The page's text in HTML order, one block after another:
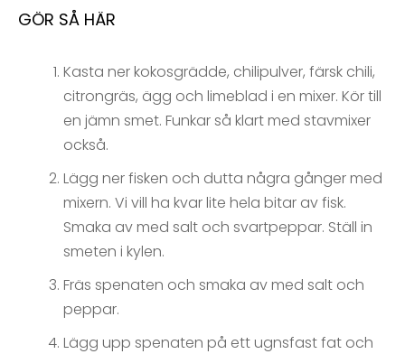
GÖR SÅ HÄR
Kasta ner kokosgrädde, chilipulver, färsk chili,
citrongräs, ägg och limeblad i en mixer. Kör till
en jämn smet. Funkar så klart med stavmixer
också.
Lägg ner fisken och dutta några gånger med
mixern. Vi vill ha kvar lite hela bitar av fisk.
Smaka av med salt och svartpeppar. Ställ in
smeten i kylen.
Fräs spenaten och smaka av med salt och
peppar.
Lägg upp spenaten på ett ugnsfast fat och